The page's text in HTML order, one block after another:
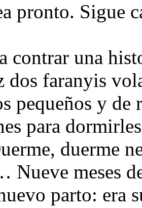
pronto. Sigue
contrar una
dos faranyis
pequeños y de
para
duerme
Nueve meses
parto: era